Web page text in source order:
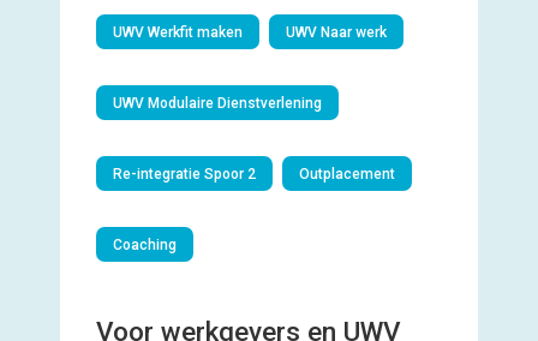
UWV Werkfit maken UWV Naar werk
UWV Modulaire Dienstverlening
Re-integratie Spoor 2 Outplacement
Coaching
Voor werkgevers en UWV